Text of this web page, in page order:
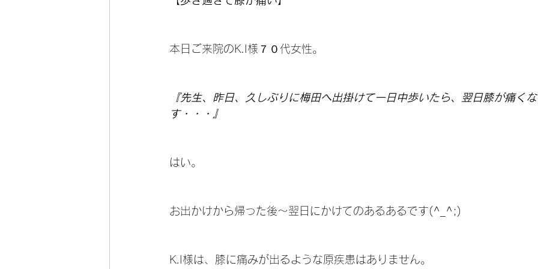
本日ご来院のK.I様７０代女性。
『先生、昨日、久しぶりに梅田へ出掛けて一日中歩いたら、翌日膝が痛く
す・・・』
はい。
お出かけから帰った後～翌日にかけてのあるあるです(^_^;)
K.I様は、膝に痛みが出るような原疾患はありません。